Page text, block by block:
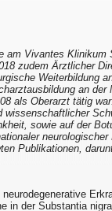
am Vivantes Klinikum
zudem Ärztlicher
Weiterbildung
an der
als Oberarzt tätig
sowie auf der
Publikationen,
in der Substantia